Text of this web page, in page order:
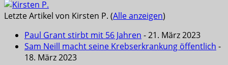
Letzte Artikel von Kirsten P. (Alle anzeigen)
Paul Grant stirbt mit 56 Jahren - 21. März 2023
Sam Neill macht seine Krebserkrankung öffentlich -
18. März 2023